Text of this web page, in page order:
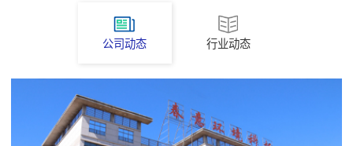
公司动态 行业动态